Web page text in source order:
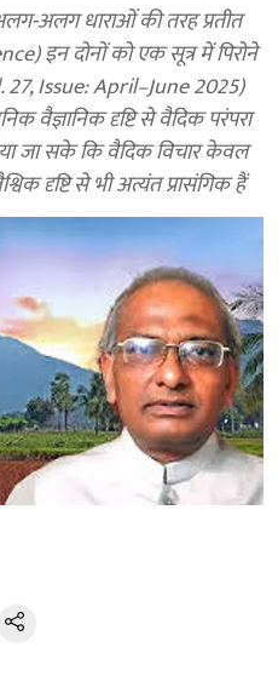
अलग धाराओं की तरह प्रतीत
इन दोनों को एक सूत्र में पिरोने
27, Issue: April–June 2025)
वैज्ञानिक दृष्टि से वैदिक परंपरा
जा सके कि वैदिक विचार केवल
दृष्टि से भी अत्यंत प्रासंगिक हैं